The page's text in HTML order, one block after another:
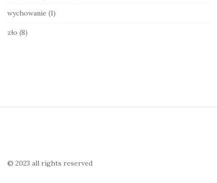
wychowanie (1)
zło (8)
© 2023 all rights reserved